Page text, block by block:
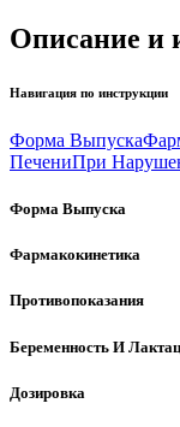
Описание и
Навигация по инструкции
Форма Выпуска
ПечениПри
Форма Выпуска
Фармакокинетика
Противопоказания
Беременность И
Дозировка